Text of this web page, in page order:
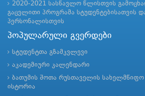
2020-2021 სასწავლო წლისთვის
გაცვლითი პროგრამა სტუდენტებისათვის
პერსონალისთვის
პოპულარული გვერდები
სტუდენტთა გზამკვლევი
აკადემიური კალენდარი
ბათუმის შოთა რუსთაველის სახელმწიფო
ისტორია